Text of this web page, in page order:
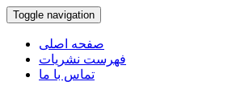
Toggle navigation
صفحه اصلی
فهرست نشریات
تماس با ما